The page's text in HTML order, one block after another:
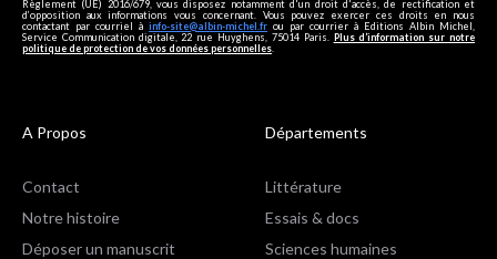
Règlement (UE) 2016/679, vous disposez notamment d'un droit d'accès, de rectification et
d’opposition aux informations vous concernant. Vous pouvez exercer ces droits en nous
contactant par courriel à info-site@albin-michel.fr ou par courrier à Editions Albin Michel,
Service Communication digitale, 22 rue Huyghens, 75014 Paris. Plus d’information sur notre
politique de protection de vos données personnelles
A Propos
Contact
Notre histoire
Déposer un manuscrit
Départements
Littérature
Essais & docs
Sciences humaines